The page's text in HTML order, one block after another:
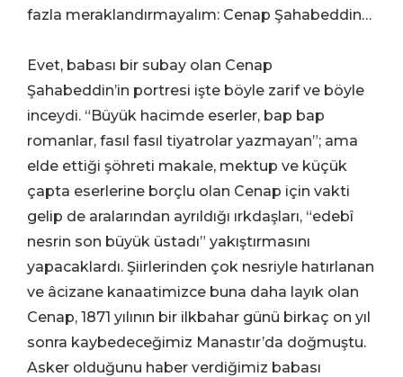
fazla meraklandırmayalım: Cenap Şahabeddin…
Evet, babası bir subay olan Cenap
Şahabeddin’in portresi işte böyle zarif ve böyle
inceydi. “Büyük hacimde eserler, bap bap
romanlar, fasıl fasıl tiyatrolar yazmayan”; ama
elde ettiği şöhreti makale, mektup ve küçük
çapta eserlerine borçlu olan Cenap için vakti
gelip de aralarından ayrıldığı ırkdaşları, “edebî
nesrin son büyük üstadı” yakıştırmasını
yapacaklardı. Şiirlerinden çok nesriyle hatırlanan
ve âcizane kanaatimizce buna daha layık olan
Cenap, 1871 yılının bir ilkbahar günü birkaç on yıl
sonra kaybedeceğimiz Manastır’da doğmuştu.
Asker olduğunu haber verdiğimiz babası